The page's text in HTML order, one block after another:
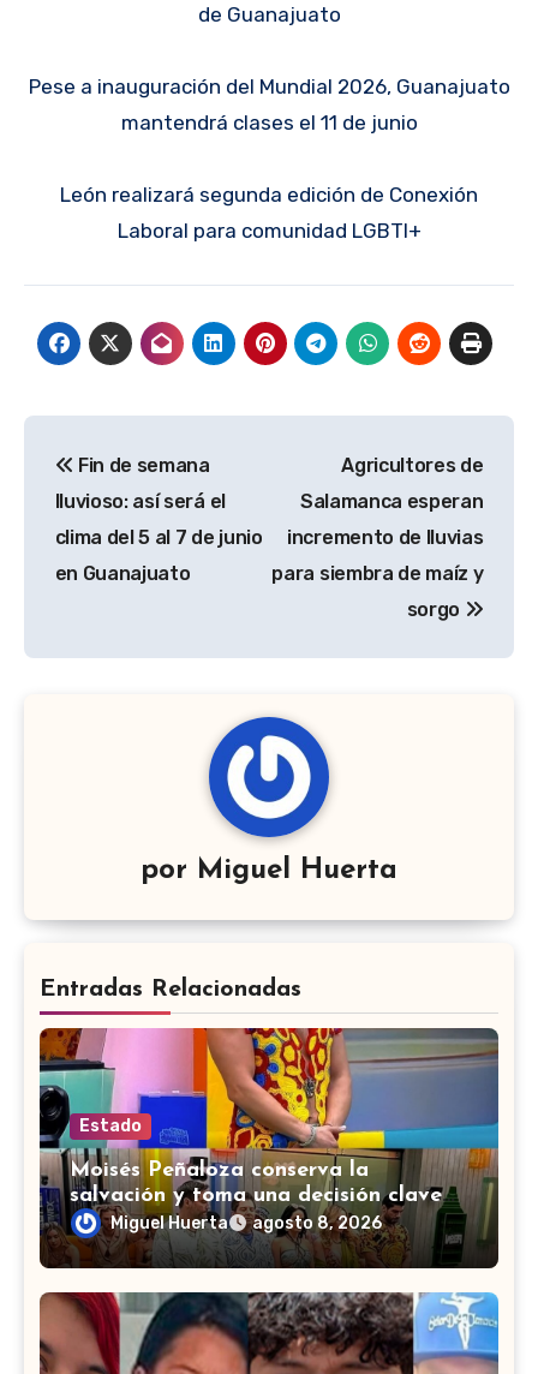
de Guanajuato
Pese a inauguración del Mundial 2026, Guanajuato
mantendrá clases el 11 de junio
León realizará segunda edición de Conexión
Laboral para comunidad LGBTI+
de
entradas
Fin de semana
lluvioso: así será el
clima del 5 al 7 de junio
en Guanajuato
Agricultores de
Salamanca esperan
incremento de lluvias
para siembra de maíz y
sorgo
por Miguel Huerta
Entradas Relacionadas
Estado
Moisés Peñaloza conserva la
salvación y toma una decisión clave
en ‘La Casa de los Famosos’
Miguel Huerta agosto 8, 2026